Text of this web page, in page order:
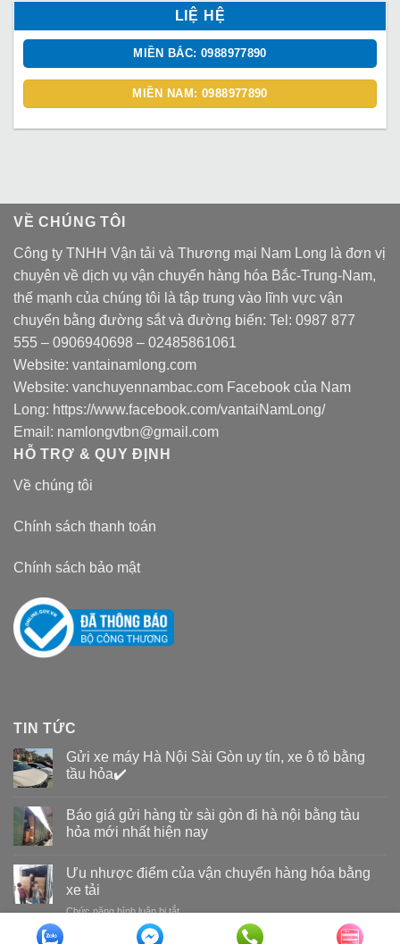
LIỆ HỆ
MIỀN BẮC: 0988977890
MIỀN NAM: 0988977890
VỀ CHÚNG TÔI
Công ty TNHH Vận tải và Thương mại Nam Long là đơn vị
chuyên về dịch vụ vận chuyển hàng hóa Bắc-Trung-Nam,
thế mạnh của chúng tôi là tập trung vào lĩnh vực vận
chuyển bằng đường sắt và đường biển: Tel: 0987 877
555 – 0906940698 – 02485861061
Website: vantainamlong.com
Website: vanchuyennambac.com Facebook của Nam
Long: https://www.facebook.com/vantaiNamLong/
Email: namlongvtbn@gmail.com
HỖ TRỢ & QUY ĐỊNH
Về chúng tôi
Chính sách thanh toán
Chính sách bảo mật
TIN TỨC
Gửi xe máy Hà Nội Sài Gòn uy tín, xe ô tô bằng
tầu hỏa✔️
Báo giá gửi hàng từ sài gòn đi hà nội bằng tàu
hỏa mới nhất hiện nay
Ưu nhược điểm của vận chuyển hàng hóa bằng
xe tải
Chức năng bình luận bị tắtở